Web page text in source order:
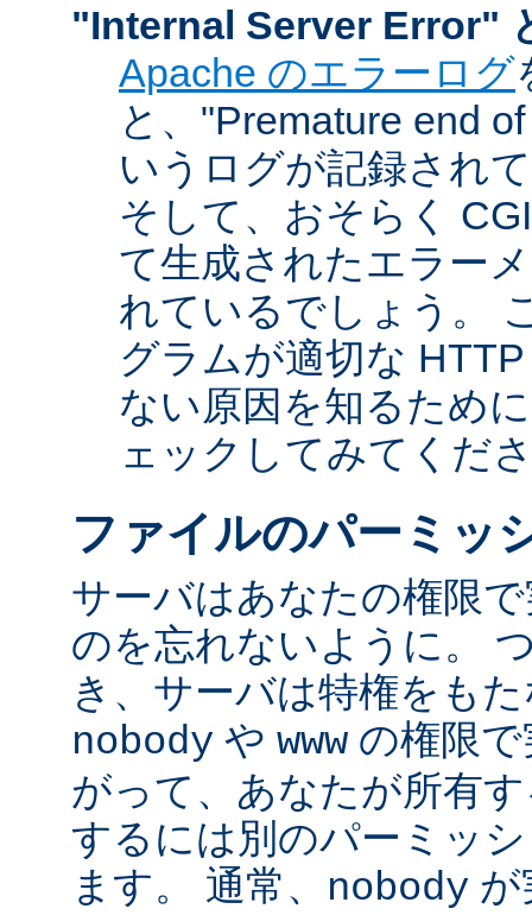
"Internal Server Error"
Apache のエラーログ
と、"Premature end
いうログが記録され
そして、おそらく
て生成されたエラー
れているでしょう。
グラムが適切な
ない原因を知るため
ェックしてみてくだ
ファイルのパーミッ
サーバはあなたの権限
のを忘れないように。
き、サーバは特権をも
nobody や www の権限
がって、あなたが所有
するには別のパーミッ
ます。 通常、 nobody が